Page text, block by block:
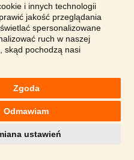
i innych technologii
jakość przeglądania
spersonalizowane
ruch w naszej
skąd pochodzą nasi
Zgoda
Odmawiam
ustawień
,Regulamin ,Polityka
godzin: